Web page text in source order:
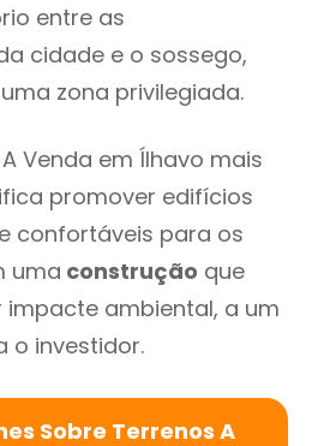
entre as
cidade e o sossego,
zona privilegiada.
Venda em Ílhavo mais
promover edifícios
confortáveis para os
uma construção que
impacte ambiental, a um
o investidor.
Sobre Terrenos A